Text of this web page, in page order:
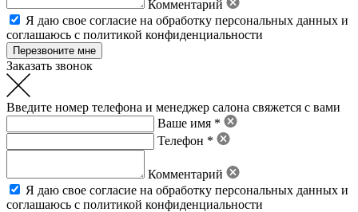
Комментарий
Я даю свое согласие на обработку персональных данных и
соглашаюсь с политикой конфиденциальности
Заказать звонок
Введите номер телефона и менеджер салона свяжется с вами
Ваше имя *
Телефон *
Комментарий
Я даю свое согласие на обработку персональных данных и
соглашаюсь с политикой конфиденциальности